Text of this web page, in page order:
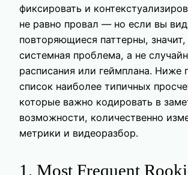
фиксировать и
не равно провал — но если вы
повторяющиеся паттерны, значит,
системная проблема, а не
расписания или геймплана. Ниже
список наиболее типичных
которые важно кодировать в
возможности, количественно
метрики и видеоразбор.
1. Most Frequent